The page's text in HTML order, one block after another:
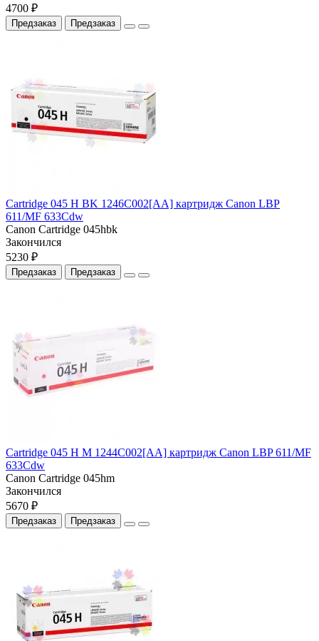
4700 ₽
Предзаказ Предзаказ
Cartridge 045 H BK 1246C002[AA] картридж Canon LBP
611/MF 633Cdw
Canon Cartridge 045hbk
Закончился
5230 ₽
Предзаказ Предзаказ
Cartridge 045 H M 1244C002[AA] картридж Canon LBP 611/MF
633Cdw
Canon Cartridge 045hm
Закончился
5670 ₽
Предзаказ Предзаказ